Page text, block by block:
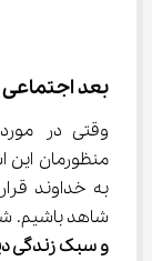
بعد
منظورمان
به خداوند
شاهد باشیم. شما
و سبک زندگی